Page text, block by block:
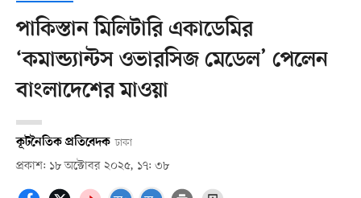
পাকিস্তান মিলিটারি একাডেমির
‘কমান্ড্যান্টস ওভারসিজ মেডেল’ পেলেন
বাংলাদেশের মাওয়া
কূটনৈতিক প্রতিবেদক ঢাকা
প্রকাশ: ১৮ অক্টোবর ২০২৫, ১৭: ৩৮